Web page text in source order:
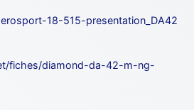
18-515-presentation_DA42
fiches/diamond-da-42-m-ng-